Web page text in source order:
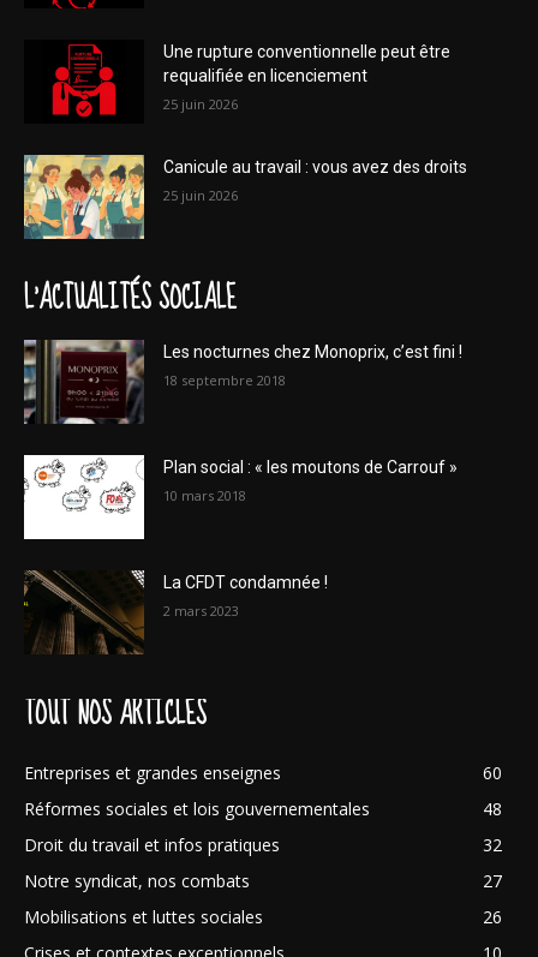
Une rupture conventionnelle peut être
requalifiée en licenciement
25 juin 2026
Canicule au travail : vous avez des droits
25 juin 2026
L'ACTUALITÉS SOCIALE
Les nocturnes chez Monoprix, c’est fini !
18 septembre 2018
Plan social : « les moutons de Carrouf »
10 mars 2018
La CFDT condamnée !
2 mars 2023
TOUT NOS ARTICLES
Entreprises et grandes enseignes
60
Réformes sociales et lois gouvernementales
48
Droit du travail et infos pratiques
32
Notre syndicat, nos combats
27
Mobilisations et luttes sociales
26
Crises et contextes exceptionnels
10